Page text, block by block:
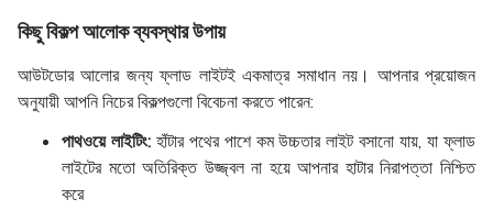
কিছু বিকল্প আলোক ব্যবস্থার উপায়
আউটডোর আলোর জন্য ফ্লাড লাইটই একমাত্র সমাধান নয়। আপনার প্রয়োজন
অনুযায়ী আপনি নিচের বিকল্পগুলো বিবেচনা করতে পারেন:
পাথওয়ে লাইটিং:হাঁটার পথের পাশে কম উচ্চতার লাইট বসানো যায়, যা ফ্লাড
লাইটের মতো অতিরিক্ত উজ্জ্বল না হয়ে আপনার হাটার নিরাপত্তা নিশ্চিত
করে